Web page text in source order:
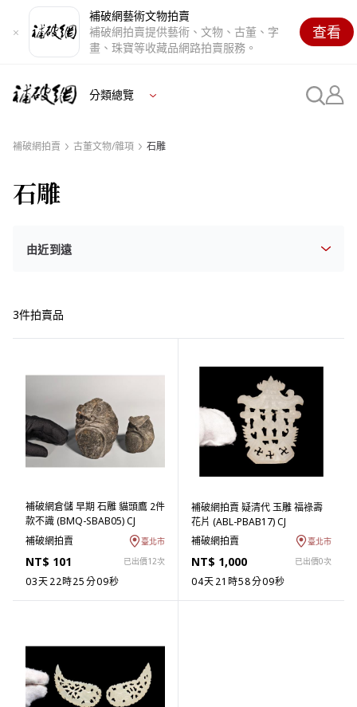
補破網藝術文物拍賣
補破網拍賣提供藝術、文物、古董、字
畫、珠寶等收藏品網路拍賣服務。
查看
分類總覽
補破網拍賣 古董文物/雜項 石雕
石雕
3件拍賣品
補破網倉儲 早期 石雕 貓頭鷹 2件
款不識 (BMQ-SBAB05) CJ
補破網拍賣
臺北市
NT$ 101 已出價12次
03天22時25分09秒
補破網拍賣 疑清代 玉雕 福祿壽
花片 (ABL-PBAB17) CJ
補破網拍賣
臺北市
NT$ 1,000 已出價0次
04天21時58分09秒